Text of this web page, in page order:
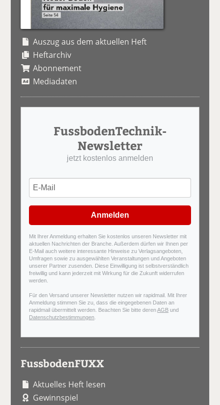
Auszug aus dem aktuellen Heft
Heftarchiv
Abonnement
Mediadaten
FussbodenTechnik-
Newsletter
jetzt kostenlos anmelden
Anmelden
Mit Ihrer Anmeldung erhalten Sie kostenlos unseren Newsletter mit
aktuellen Nachrichten der Branche. Außerdem dürfen wir Ihnen per
E-Mail auch weitere interessante Hinweise zu Verlagsangeboten,
Umfragen sowie zu ausgewählten Veranstaltungen und Angeboten
unserer Partner zusenden. Diese Einwilligung ist selbstverständlich
freiwillig und kann jederzeit mit Wirkung für die Zukunft widerrufen
werden.
Für den Versand unserer Newsletter nutzen wir rapidmail. Mit Ihrer
Anmeldung stimmen Sie zu, dass die eingegebenen Daten an
rapidmail übermittelt werden. Beachten Sie bitte derenAGB und
Datenschutzbestimmungen
FussbodenFUXX
Aktuelles Heft lesen
Gewinnspiel